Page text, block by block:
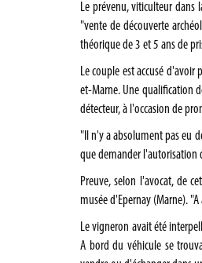
Le prévenu, viticulteur
"vente de découverte
théorique de 3 et 5 ans de
Le couple est accusé
et-Marne. Une qualification
détecteur, à l'occasion de
"Il n'y a absolument pas eu
que demander l'autorisation
Preuve, selon l'avocat, de
musée d'Epernay (Marne).
Le vigneron avait été
A bord du véhicule se